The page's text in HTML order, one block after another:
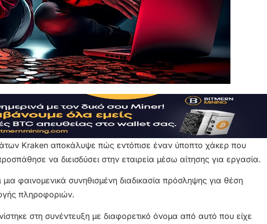
Kraken αποκάλυψε πώς εντόπισε έναν ύποπτο χάκερ που
να διεισδύσει στην εταιρεία μέσω αίτησης για εργασία.
φαινομενικά συνηθισμένη διαδικασία πρόσληψης για θέση
πληροφοριών.
στη συνέντευξη με διαφορετικό όνομα από αυτό που είχε